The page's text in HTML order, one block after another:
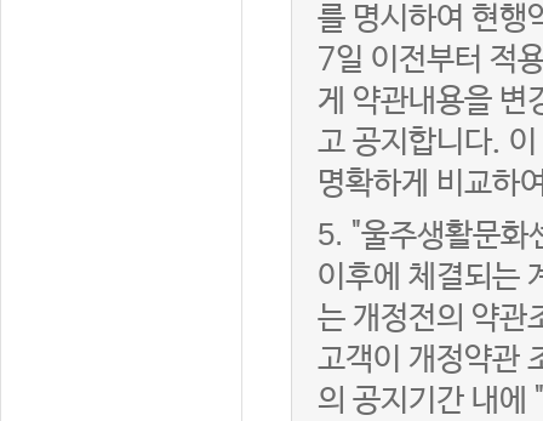
를 명시하여 현행
7일 이전부터 적
게 약관내용을 변
고 공지합니다.
명확하게 비교하
5. "울주생활문화
이후에 체결되는
는 개정전의 약관
고객이 개정약관
의 공지기간 내에